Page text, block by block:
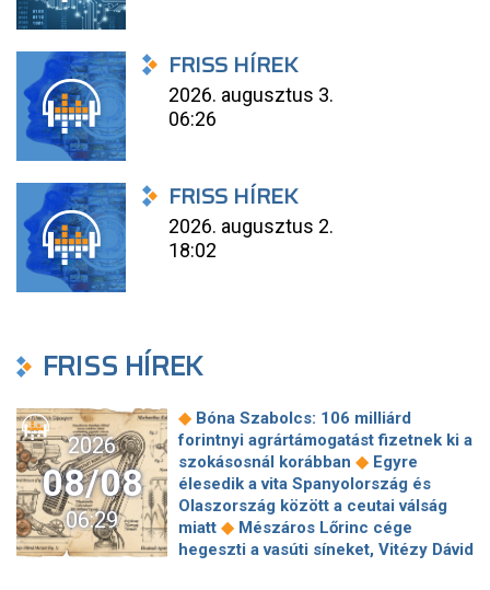
FRISS HÍREK
2026. augusztus 3.
06:26
FRISS HÍREK
2026. augusztus 2.
18:02
FRISS HÍREK
2026
08/08
06:29
◆ Bóna Szabolcs: 106 milliárd
forintnyi agrártámogatást fizetnek ki a
szokásosnál korábban ◆ Egyre
élesedik a vita Spanyolország és
Olaszország között a ceutai válság
miatt ◆ Mészáros Lőrinc cége
hegeszti a vasúti síneket, Vitézy Dávid